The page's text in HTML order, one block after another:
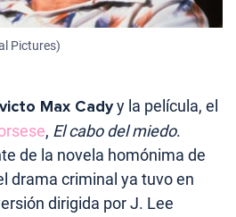
Pictures)
Max Cadyy la película, el
, El cabo del miedo.
de la novela homónima de
drama criminal ya tuvo en
dirigida por J. Lee